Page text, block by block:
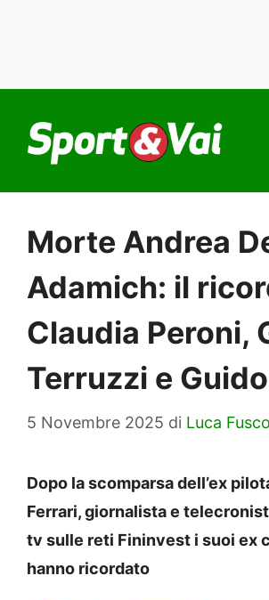
contenuto
Morte Andrea
Adamich: il
Claudia Peroni,
Terruzzi e
5 Novembre 2025 di Luca Fusco
Dopo la scomparsa dell’ex
Ferrari, giornalista e
tv sulle reti Fininvest i suoi ex
hanno ricordato